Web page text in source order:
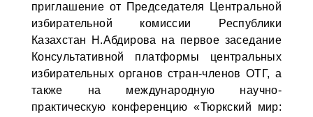
приглашение от Председателя Центральной
избирательной комиссии Республики
Казахстан Н.Абдирова на первое заседание
Консультативной платформы центральных
избирательных органов стран-членов ОТГ, а
также на международную научно-
практическую конференцию «Тюркский мир: